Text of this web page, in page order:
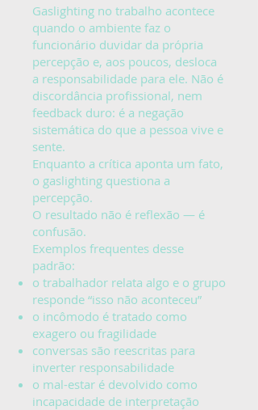
Gaslighting no trabalho acontece
quando o ambiente faz o
funcionário duvidar da própria
percepção e, aos poucos, desloca
a responsabilidade para ele. Não é
discordância profissional, nem
feedback duro: é a negação
sistemática do que a pessoa vive e
sente.
Enquanto a crítica aponta um fato,
o gaslighting questiona a
percepção.
O resultado não é reflexão — é
confusão.
Exemplos frequentes desse
padrão:
o trabalhador relata algo e o grupo
responde “isso não aconteceu”
o incômodo é tratado como
exagero ou fragilidade
conversas são reescritas para
inverter responsabilidade
o mal-estar é devolvido como
incapacidade de interpretação